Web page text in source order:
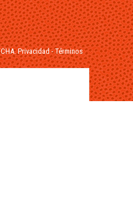
Privacidad-Términos